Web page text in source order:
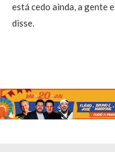
está cedo ainda, a gente
disse.